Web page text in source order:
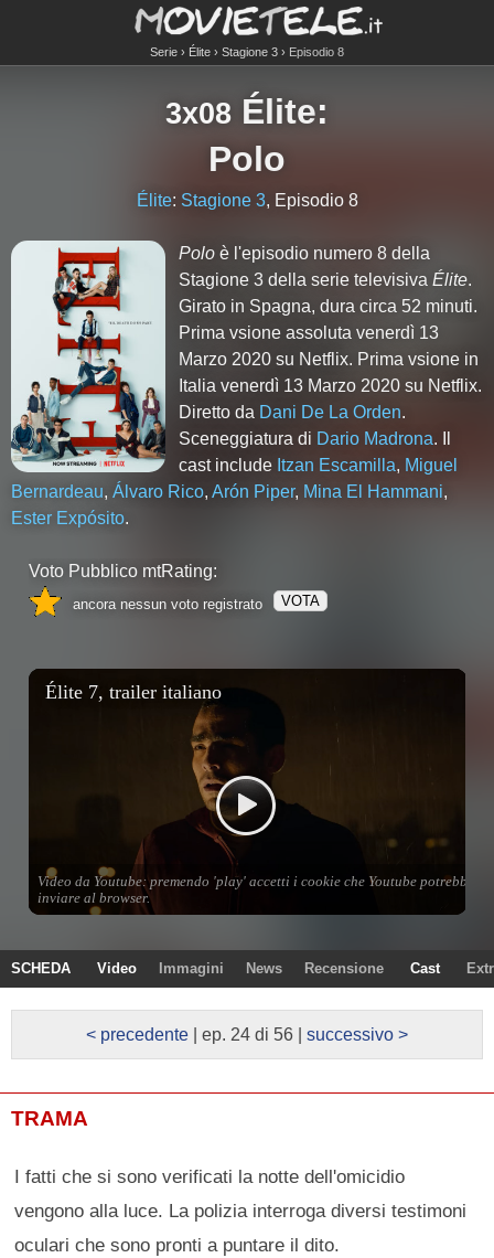
Serie Élite Stagione 3 Episodio 8
3x08 Élite:
Polo
Élite: Stagione 3, Episodio 8
Polo è l'episodio numero8 della
Stagione3 della serie televisivaÉlite.
Girato in Spagna, dura circa 52 minuti.
Prima vsione assoluta venerdì 13
Marzo 2020 su Netflix. Prima vsione in
Italia venerdì 13 Marzo 2020 su Netflix.
Diretto da Dani De La Orden.
Sceneggiatura di Dario Madrona. Il
cast include Itzan Escamilla, Miguel
Bernardeau, Álvaro Rico, Arón Piper, Mina El Hammani,
Ester Expósito.
Voto Pubblico mtRating:
ancora nessun voto registrato VOTA
SCHEDA Video Immagini News Recensione Cast
< precedente | ep. 24 di 56 | successivo >
TRAMA
I fatti che si sono verificati la notte dell'omicidio
vengono alla luce. La polizia interroga diversi testimoni
oculari che sono pronti a puntare il dito.